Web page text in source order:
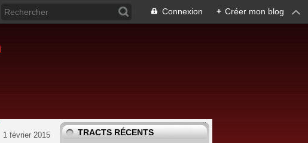
Connexion + Créer mon blog
1 février 2015 TRACTS RÉCENTS